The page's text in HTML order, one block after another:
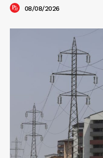
08/08/2026